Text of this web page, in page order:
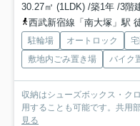
30.27㎡ (1LDK) /築1年 /3階
西武新宿線「南大塚」駅
駐輪場 オートロック
敷地内ごみ置き場
バイク
収納はシューズボックス・ク
用することも可能です。共用
見る